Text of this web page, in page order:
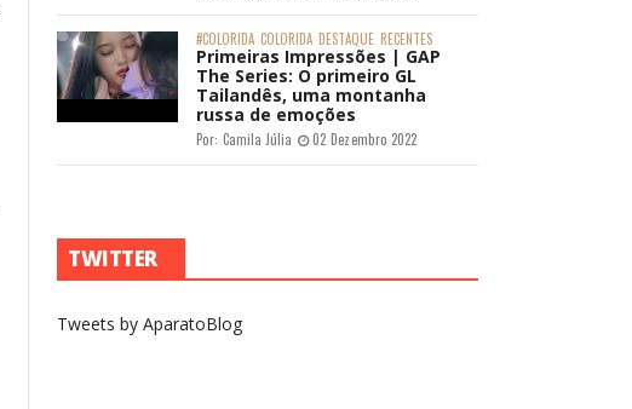
#COLORIDA COLORIDA DESTAQUE RECENTES
Primeiras Impressões | GAP
The Series: O primeiro GL
Tailandês, uma montanha
russa de emoções
Por: Camila Júlia 02 Dezembro 2022
TWITTER
Tweets by AparatoBlog